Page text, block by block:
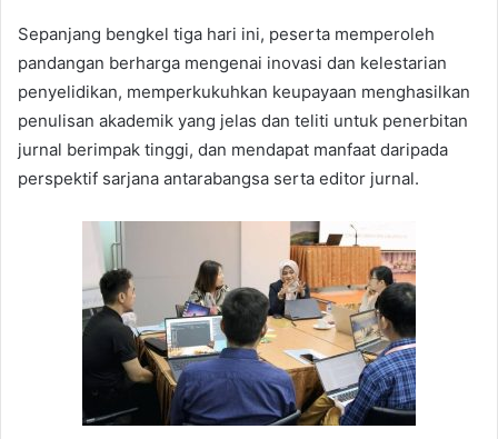
Sepanjang bengkel tiga hari ini, peserta memperoleh
pandangan berharga mengenai inovasi dan kelestarian
penyelidikan, memperkukuhkan keupayaan menghasilkan
penulisan akademik yang jelas dan teliti untuk penerbitan
jurnal berimpak tinggi, dan mendapat manfaat daripada
perspektif sarjana antarabangsa serta editor jurnal.